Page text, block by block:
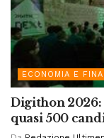
ECONOMIA E
Digithon 2026:
quasi 500